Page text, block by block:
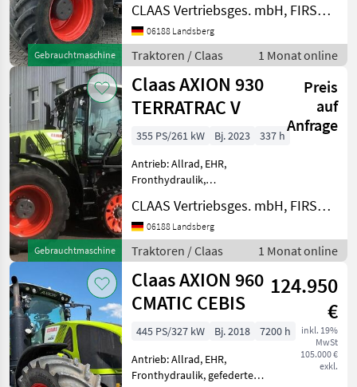
Gebrauchtmaschine
Landmaschine: Stufenloses
Getriebe, Plattform: Kabine,
Klimaanlage,
Zapfwellendrehzahl: 1000
1000 5
CLAAS Vertriebsges. mbH, FIRST CLAAS USED Center Landsberg
06188 Landsberg
Traktoren / Claas 1 Monat online
Gebrauchtmaschine
Claas AXION 930
TERRATRAC V
Preis
auf
Anfrage
355 PS/261 kW Bj. 2023
337 h
Antrieb: Allrad, EHR,
Fronthydraulik,
Vorderachse, Getriebeart
Landmaschine: Stufenloses
Getriebe, Plattform: Kabine,
Klimaanlage 1000 540 E
Allra
CLAAS Vertriebsges. mbH, FIRST CLAAS USED Center Landsberg
06188 Landsberg
Traktoren / Claas 1 Monat online
Claas AXION 960
CMATIC CEBIS
124.950
€
inkl. 19%
MwSt
105.000 €
exkl.
445 PS/327 kW Bj. 2018
7200 h
Antrieb: Allrad, EHR,
Fronthydraulik, gefederte